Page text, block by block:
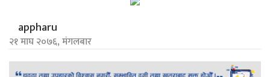
appharu
२१ माघ २०७६, मंगलबार